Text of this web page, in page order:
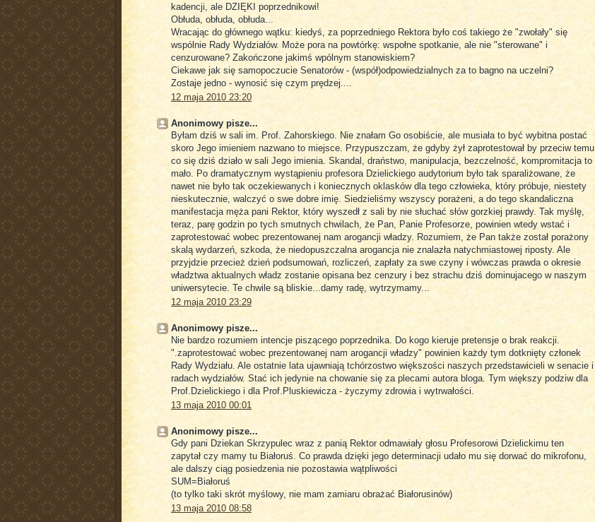
kadencji, ale DZIĘKI poprzednikowi!
Obłuda, obłuda, obłuda...
Wracając do głównego wątku: kiedyś, za poprzedniego Rektora było coś takiego że "zwołały" się
wspólnie Rady Wydziałów. Może pora na powtórkę: wspołne spotkanie, ale nie "sterowane" i
cenzurowane? Zakończone jakimś wpólnym stanowiskiem?
Ciekawe jak się samopoczucie Senatorów - (współ)odpowiedzialnych za to bagno na uczelni?
Zostaje jedno - wynosić się czym prędzej....
12 maja 2010 23:20
Anonimowy pisze...
Byłam dziś w sali im. Prof. Zahorskiego. Nie znałam Go osobiście, ale musiała to być wybitna postać
skoro Jego imieniem nazwano to miejsce. Przypuszczam, że gdyby żył zaprotestował by przeciw temu
co się dziś działo w sali Jego imienia. Skandal, draństwo, manipulacja, bezczelność, kompromitacja to
mało. Po dramatycznym wystąpieniu profesora Dzielickiego audytorium było tak sparaliżowane, że
nawet nie było tak oczekiewanych i koniecznych oklasków dla tego człowieka, który próbuje, niestety
nieskutecznie, walczyć o swe dobre imię. Siedzieliśmy wszyscy porażeni, a do tego skandaliczna
manifestacja męża pani Rektor, który wyszedł z sali by nie słuchać słów gorzkiej prawdy. Tak myślę,
teraz, parę godzin po tych smutnych chwilach, że Pan, Panie Profesorze, powinien wtedy wstać i
zaprotestować wobec prezentowanej nam arogancji władzy. Rozumiem, że Pan także został porażony
skalą wydarzeń, szkoda, że niedopuszczalna arogancja nie znalazła natychmiastowej riposty. Ale
przyjdzie przecież dzień podsumowań, rozliczeń, zapłaty za swe czyny i wówczas prawda o okresie
władztwa aktualnych władz zostanie opisana bez cenzury i bez strachu dziś dominujacego w naszym
uniwersytecie. Te chwile są bliskie...damy radę, wytrzymamy...
12 maja 2010 23:29
Anonimowy pisze...
Nie bardzo rozumiem intencje piszącego poprzednika. Do kogo kieruje pretensje o brak reakcji.
".zaprotestować wobec prezentowanej nam arogancji władzy" powinien każdy tym dotknięty członek
Rady Wydziału. Ale ostatnie lata ujawniają tchórzostwo większości naszych przedstawicieli w senacie i
radach wydziałów. Stać ich jedynie na chowanie się za plecami autora bloga. Tym większy podziw dla
Prof.Dzielickiego i dla Prof.Pluskiewicza - życzymy zdrowia i wytrwałości.
13 maja 2010 00:01
Anonimowy pisze...
Gdy pani Dziekan Skrzypulec wraz z panią Rektor odmawiały głosu Profesorowi Dzielickimu ten
zapytał czy mamy tu Białoruś. Co prawda dzięki jego determinacji udało mu się dorwać do mikrofonu,
ale dalszy ciąg posiedzenia nie pozostawia wątpliwości
SUM=Białoruś
(to tylko taki skrót myślowy, nie mam zamiaru obrażać Białorusinów)
13 maja 2010 08:58